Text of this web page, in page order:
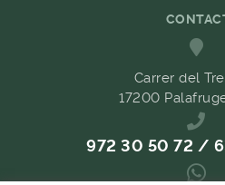
Carrer del
17200
972 30 50 72 /